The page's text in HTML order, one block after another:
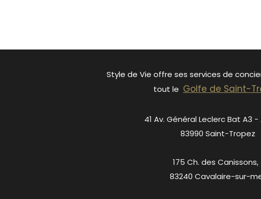
Style de Vie offre ses services de
tout le Golfe de Saint-
41 Av. Général Leclerc Bat A3
83990 Saint-Tropez
175 Ch. des Canissons,
83240 Cavalaire-sur-